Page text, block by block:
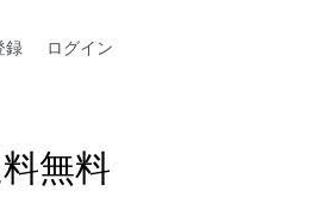
録 ログイン
無料